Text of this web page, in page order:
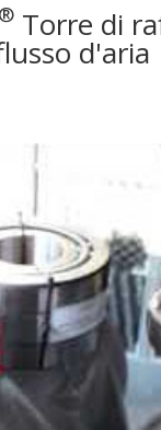
® Torre di
d'aria